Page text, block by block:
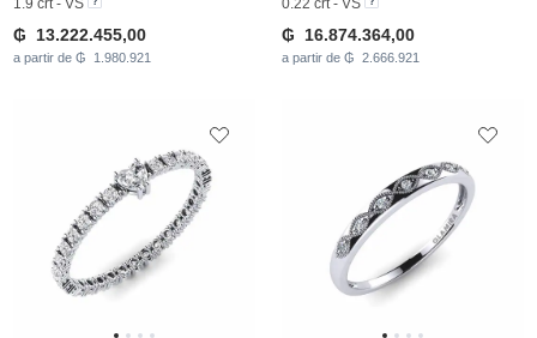
1.9 crt - VS
₲ 13.222.455,00
a partir de ₲ 1.980.921
0.22 crt - VS
₲ 16.874.364,00
a partir de ₲ 2.666.921